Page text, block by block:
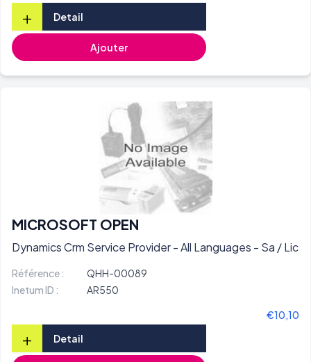
+ Detail
Ajouter
MICROSOFT OPEN
Dynamics Crm Service Provider - All Languages - Sa / Lic
Référence :
QHH-00089
Inetum ID :
AR550
€10,10
+ Detail